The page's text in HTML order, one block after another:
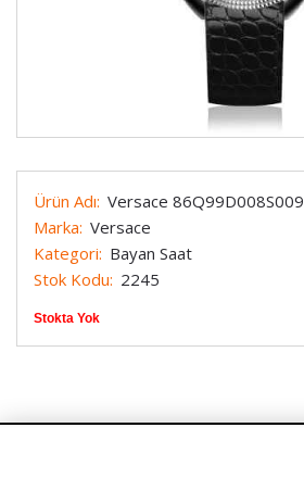
Ürün Adı: Versace 86Q99D008S009
Marka: Versace
Kategori: Bayan Saat
Stok Kodu: 2245
Stokta Yok